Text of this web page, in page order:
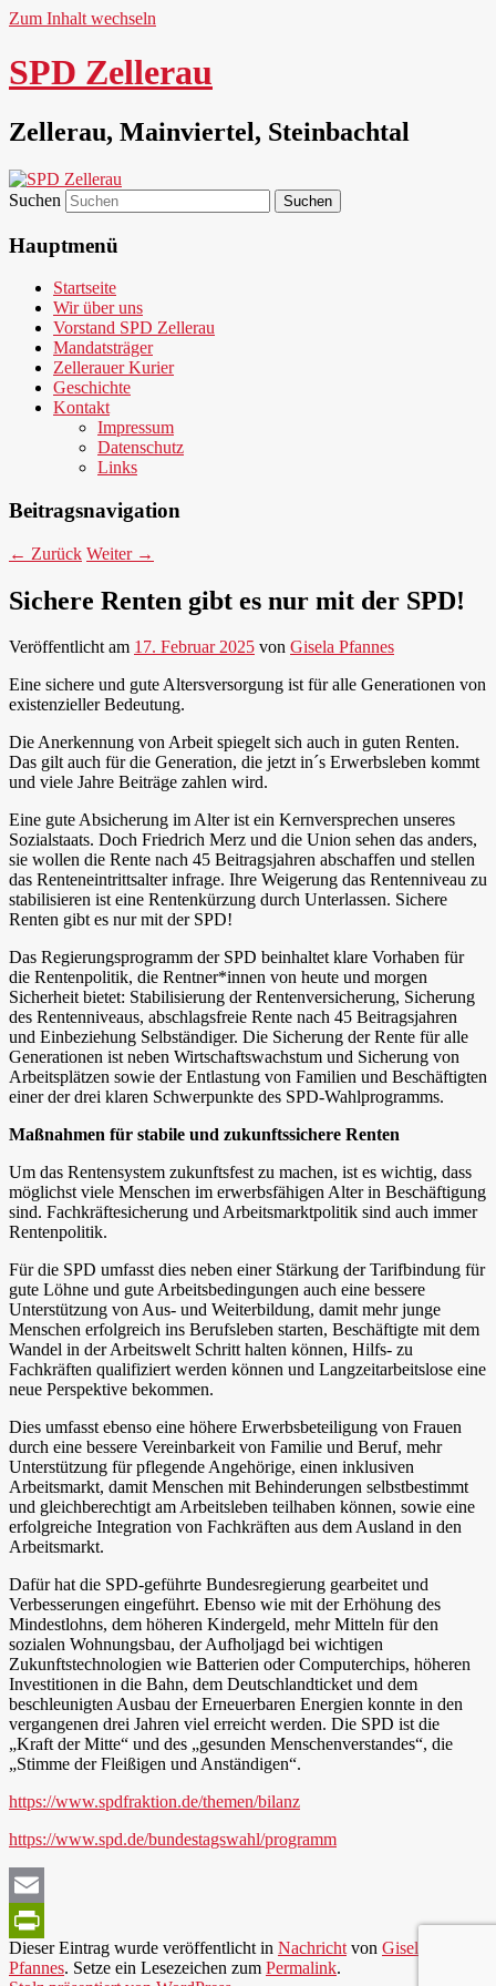
Zum Inhalt wechseln
SPD Zellerau
Zellerau, Mainviertel, Steinbachtal
Suchen
Hauptmenü
Startseite
Wir über uns
Vorstand SPD Zellerau
Mandatsträger
Zellerauer Kurier
Geschichte
Kontakt
Impressum
Datenschutz
Links
Beitragsnavigation
← Zurück Weiter →
Sichere Renten gibt es nur mit der SPD!
Veröffentlicht am 17. Februar 2025 von Gisela Pfannes
Eine sichere und gute Altersversorgung ist für alle Generationen von
existenzieller Bedeutung.
Die Anerkennung von Arbeit spiegelt sich auch in guten Renten.
Das gilt auch für die Generation, die jetzt in´s Erwerbsleben kommt
und viele Jahre Beiträge zahlen wird.
Eine gute Absicherung im Alter ist ein Kernversprechen unseres
Sozialstaats. Doch Friedrich Merz und die Union sehen das anders,
sie wollen die Rente nach 45 Beitragsjahren abschaffen und stellen
das Renteneintrittsalter infrage. Ihre Weigerung das Rentenniveau zu
stabilisieren ist eine Rentenkürzung durch Unterlassen. Sichere
Renten gibt es nur mit der SPD!
Das Regierungsprogramm der SPD beinhaltet klare Vorhaben für
die Rentenpolitik, die Rentner*innen von heute und morgen
Sicherheit bietet: Stabilisierung der Rentenversicherung, Sicherung
des Rentenniveaus, abschlagsfreie Rente nach 45 Beitragsjahren
und Einbeziehung Selbständiger. Die Sicherung der Rente für alle
Generationen ist neben Wirtschaftswachstum und Sicherung von
Arbeitsplätzen sowie der Entlastung von Familien und Beschäftigten
einer der drei klaren Schwerpunkte des SPD-Wahlprogramms.
Maßnahmen für stabile und zukunftssichere Renten
Um das Rentensystem zukunftsfest zu machen, ist es wichtig, dass
möglichst viele Menschen im erwerbsfähigen Alter in Beschäftigung
sind. Fachkräftesicherung und Arbeitsmarktpolitik sind auch immer
Rentenpolitik.
Für die SPD umfasst dies neben einer Stärkung der Tarifbindung für
gute Löhne und gute Arbeitsbedingungen auch eine bessere
Unterstützung von Aus- und Weiterbildung, damit mehr junge
Menschen erfolgreich ins Berufsleben starten, Beschäftigte mit dem
Wandel in der Arbeitswelt Schritt halten können, Hilfs- zu
Fachkräften qualifiziert werden können und Langzeitarbeitslose eine
neue Perspektive bekommen.
Dies umfasst ebenso eine höhere Erwerbsbeteiligung von Frauen
durch eine bessere Vereinbarkeit von Familie und Beruf, mehr
Unterstützung für pflegende Angehörige, einen inklusiven
Arbeitsmarkt, damit Menschen mit Behinderungen selbstbestimmt
und gleichberechtigt am Arbeitsleben teilhaben können, sowie eine
erfolgreiche Integration von Fachkräften aus dem Ausland in den
Arbeitsmarkt.
Dafür hat die SPD-geführte Bundesregierung gearbeitet und
Verbesserungen eingeführt. Ebenso wie mit der Erhöhung des
Mindestlohns, dem höheren Kindergeld, mehr Mitteln für den
sozialen Wohnungsbau, der Aufholjagd bei wichtigen
Zukunftstechnologien wie Batterien oder Computerchips, höheren
Investitionen in die Bahn, dem Deutschlandticket und dem
beschleunigten Ausbau der Erneuerbaren Energien konnte in den
vergangenen drei Jahren viel erreicht werden. Die SPD ist die
„Kraft der Mitte“ und des „gesunden Menschenverstandes“, die
„Stimme der Fleißigen und Anständigen“.
https://www.spdfraktion.de/themen/bilanz
https://www.spd.de/bundestagswahl/programm
Email
PrintFriendly
Dieser Eintrag wurde veröffentlicht in Nachrichtvon Gisela
Pfannes. Setze ein Lesezeichen zum Permalink.